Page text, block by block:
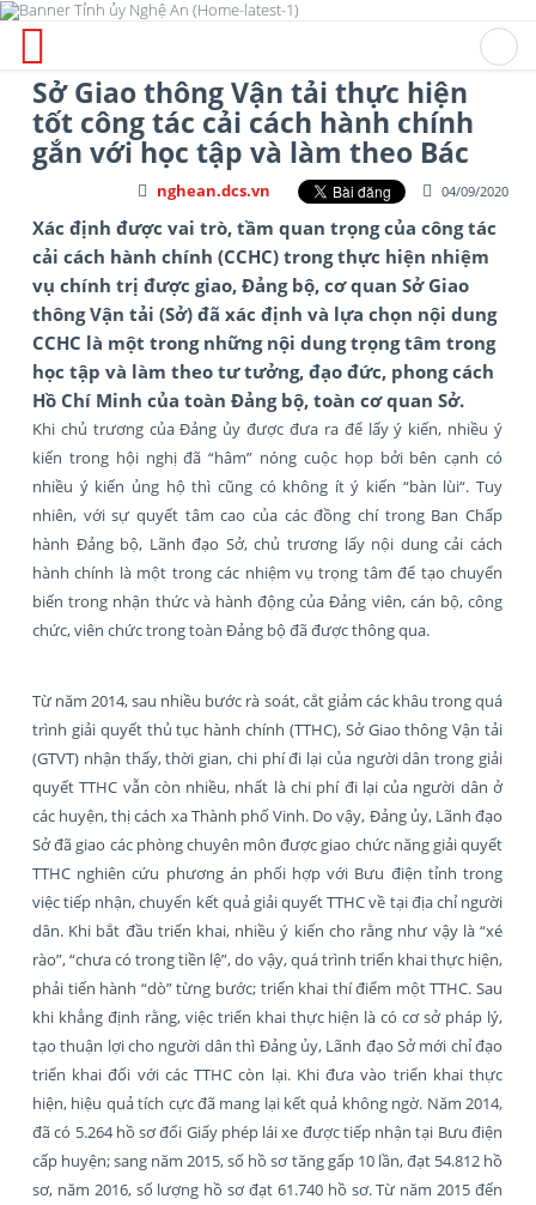
Sở Giao thông Vận tải thực hiện
tốt công tác cải cách hành chính
gắn với học tập và làm theo Bác
04/09/2020
nghean.dcs.vn
Xác định được vai trò, tầm quan trọng của công tác
cải cách hành chính (CCHC) trong thực hiện nhiệm
vụ chính trị được giao, Đảng bộ, cơ quan Sở Giao
thông Vận tải (Sở) đã xác định và lựa chọn nội dung
CCHC là một trong những nội dung trọng tâm trong
học tập và làm theo tư tưởng, đạo đức, phong cách
Hồ Chí Minh của toàn Đảng bộ, toàn cơ quan Sở.
Khi chủ trương của Đảng ủy được đưa ra để lấy ý kiến, nhiều ý
kiến trong hội nghị đã “hâm” nóng cuộc họp bởi bên cạnh có
nhiều ý kiến ủng hộ thì cũng có không ít ý kiến “bàn lùi“. Tuy
nhiên, với sự quyết tâm cao của các đồng chí trong Ban Chấp
hành Đảng bộ, Lãnh đạo Sở, chủ trương lấy nội dung cải cách
hành chính là một trong các nhiệm vụ trọng tâm để tạo chuyển
biến trong nhận thức và hành động của Đảng viên, cán bộ, công
chức, viên chức trong toàn Đảng bộ đã được thông qua.
Từ năm 2014, sau nhiều bước rà soát, cắt giảm các khâu trong quá
trình giải quyết thủ tục hành chính (TTHC), Sở Giao thông Vận tải
(GTVT) nhận thấy, thời gian, chi phí đi lại của người dân trong giải
quyết TTHC vẫn còn nhiều, nhất là chi phí đi lại của người dân ở
các huyện, thị cách xa Thành phố Vinh. Do vậy, Đảng ủy, Lãnh đạo
Sở đã giao các phòng chuyên môn được giao chức năng giải quyết
TTHC nghiên cứu phương án phối hợp với Bưu điện tỉnh trong
việc tiếp nhận, chuyển kết quả giải quyết TTHC về tại địa chỉ người
dân. Khi bắt đầu triển khai, nhiều ý kiến cho rằng như vậy là “xé
rào”, “chưa có trong tiền lệ”, do vậy, quá trình triển khai thực hiện,
phải tiến hành “dò” từng bước; triển khai thí điểm một TTHC. Sau
khi khẳng định rằng, việc triển khai thực hiện là có cơ sở pháp lý,
tạo thuận lợi cho người dân thì Đảng ủy, Lãnh đạo Sở mới chỉ đạo
triển khai đối với các TTHC còn lại. Khi đưa vào triển khai thực
hiện, hiệu quả tích cực đã mang lại kết quả không ngờ. Năm 2014,
đã có 5.264 hồ sơ đổi Giấy phép lái xe được tiếp nhận tại Bưu điện
cấp huyện; sang năm 2015, số hồ sơ tăng gấp 10 lần, đạt 54.812 hồ
sơ, năm 2016, số lượng hồ sơ đạt 61.740 hồ sơ. Từ năm 2015 đến